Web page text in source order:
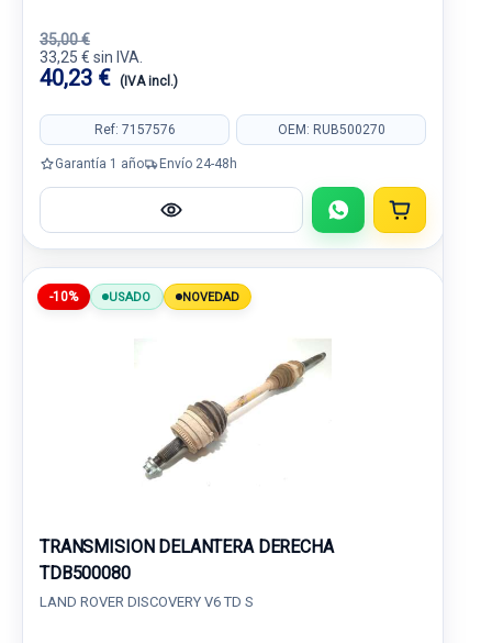
35,00 €
33,25 € sin IVA.
40,23 € (IVA incl.)
Ref: 7157576 OEM: RUB500270
Garantía 1 año Envío 24-48h
-10% USADO NOVEDAD
TRANSMISION DELANTERA DERECHA
TDB500080
LAND ROVER DISCOVERY V6 TD S